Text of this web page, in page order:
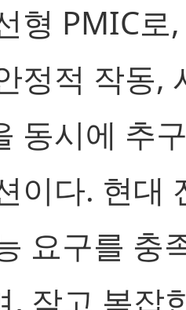
형 PMIC로
정적 작동,
동시에 추
이다. 현대
요구를 충
, 작고 복잡